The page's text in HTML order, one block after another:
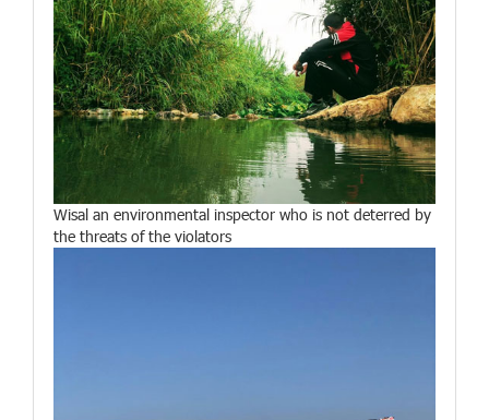
Wisal an environmental inspector who is not deterred by
the threats of the violators